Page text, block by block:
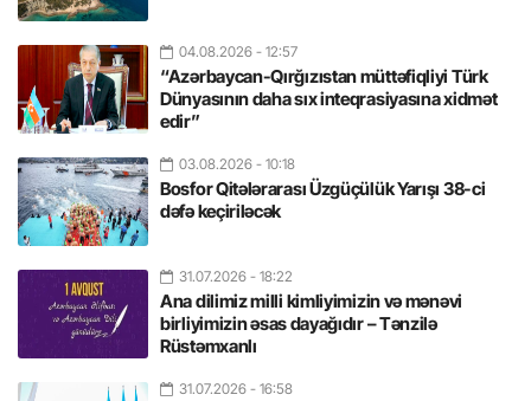
04.08.2026 - 12:57
“Azərbaycan-Qırğızıstan müttəfiqliyi Türk
Dünyasının daha sıx inteqrasiyasına xidmət
edir”
03.08.2026 - 10:18
Bosfor Qitələrarası Üzgüçülük Yarışı 38-ci
dəfə keçiriləcək
31.07.2026 - 18:22
Ana dilimiz milli kimliyimizin və mənəvi
birliyimizin əsas dayağıdır – Tənzilə
Rüstəmxanlı
31.07.2026 - 16:58